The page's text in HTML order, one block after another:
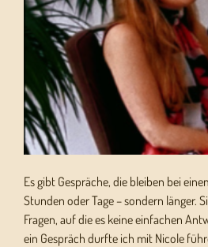
Es gibt Gespräche, die bleiben bei
Stunden oder Tage – sondern länger.
Fragen, auf die es keine einfachen
ein Gespräch durfte ich mit Nicole